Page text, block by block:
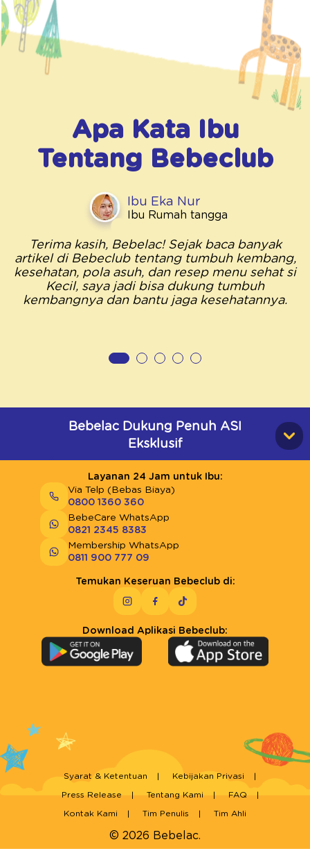
Apa Kata Ibu
Tentang Bebeclub
Ibu Eka Nur
Ibu Rumah tangga
Terima kasih, Bebelac! Sejak baca banyak
artikel di Bebeclub tentang tumbuh kembang,
kesehatan, pola asuh, dan resep menu sehat si
Kecil, saya jadi bisa dukung tumbuh
kembangnya dan bantu jaga kesehatannya.
Bebelac Dukung Penuh ASI
Eksklusif
Layanan 24 Jam untuk Ibu:
Via Telp (Bebas Biaya)
0800 1360 360
BebeCare WhatsApp
0821 2345 8383
Membership WhatsApp
0811 900 777 09
Temukan Keseruan Bebeclub di:
Download Aplikasi Bebeclub:
© 2026 Bebelac.
Syarat & Ketentuan Kebijakan Privasi
Press Release Tentang Kami FAQ
Kontak Kami Tim Penulis Tim Ahli